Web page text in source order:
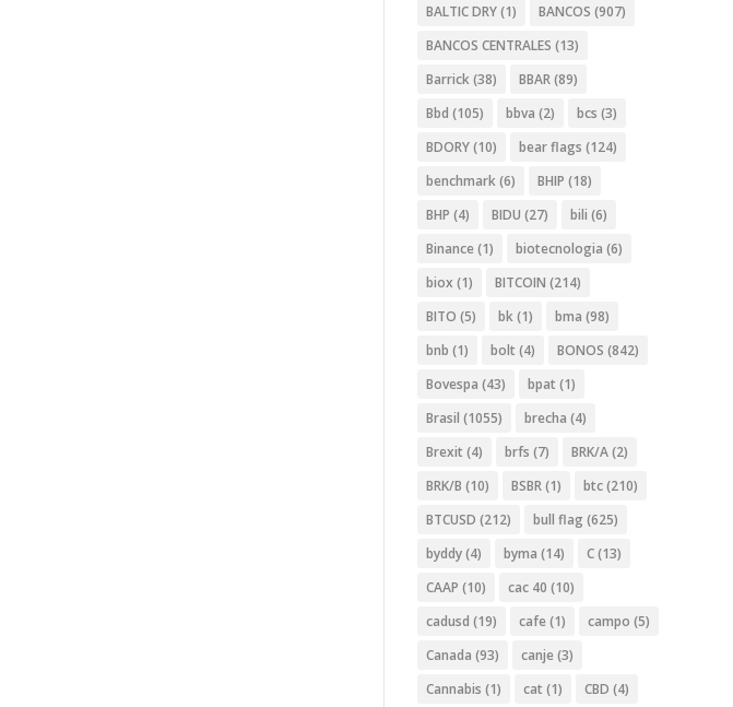
BALTIC DRY(1) BANCOS (907)
BANCOS CENTRALES (13)
Barrick(38) BBAR(89)
Bbd (105) bbva (2) bcs (3)
BDORY(10) bear flags (124)
benchmark(6) BHIP (18)
BHP (4) BIDU (27) bili (6)
Binance (1) biotecnologia (6)
biox (1) BITCOIN (214)
BITO (5) bk(1) bma (98)
bnb (1) bolt (4) BONOS (842)
Bovespa (43) bpat (1)
Brasil (1055) brecha (4)
Brexit (4) brfs (7) BRK/A(2)
BRK/B (10) BSBR(1) btc(210)
BTCUSD (212) bull flag (625)
byddy(4) byma (14) C(13)
CAAP (10) cac 40 (10)
cadusd (19) cafe (1) campo (5)
Canada (93) canje (3)
Cannabis (1) cat (1) CBD (4)